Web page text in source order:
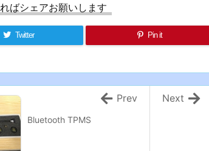
ばシェアお願いします
Twitter Pin it
Next
Bluetooth TPMS
Prev